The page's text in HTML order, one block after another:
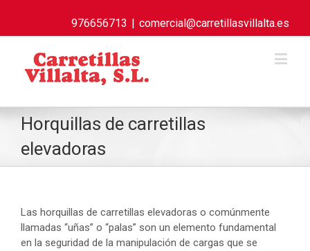
976656713 | comercial@carretillasvillalta.es
Horquillas de carretillas
elevadoras
Las horquillas de carretillas elevadoras o comúnmente
llamadas “uñas” o “palas” son un elemento fundamental
en la seguridad de la manipulación de cargas que se